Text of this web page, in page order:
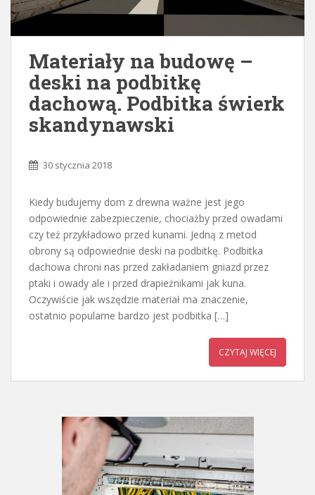
Materiały na budowę –
deski na podbitkę
dachową. Podbitka świerk
skandynawski
30 stycznia 2018
Kiedy budujemy dom z drewna ważne jest jego
odpowiednie zabezpieczenie, chociażby przed owadami
czy też przykładowo przed kunami. Jedną z metod
obrony są odpowiednie deski na podbitkę. Podbitka
dachowa chroni nas przed zakładaniem gniazd przez
ptaki i owady ale i przed drapieżnikami jak kuna.
Oczywiście jak wszędzie materiał ma znaczenie,
ostatnio popularne bardzo jest podbitka […]
CZYTAJ WIĘCEJ